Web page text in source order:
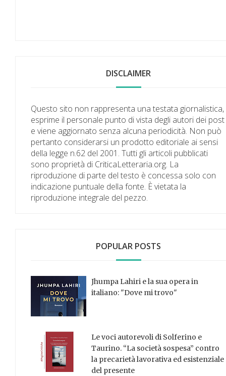
DISCLAIMER
Questo sito non rappresenta una testata giornalistica,
esprime il personale punto di vista degli autori dei post
e viene aggiornato senza alcuna periodicità. Non può
pertanto considerarsi un prodotto editoriale ai sensi
della legge n.62 del 2001. Tutti gli articoli pubblicati
sono proprietà di CriticaLetteraria.org. La
riproduzione di parte del testo è concessa solo con
indicazione puntuale della fonte. È vietata la
riproduzione integrale del pezzo.
POPULAR POSTS
Jhumpa Lahiri e la sua opera in
italiano: "Dove mi trovo"
Le voci autorevoli di Solferino e
Taurino. “La società sospesa” contro
la precarietà lavorativa ed esistenziale
del presente